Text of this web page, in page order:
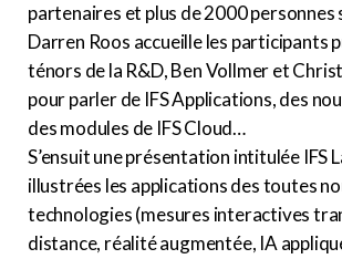
partenaires et plus de 2000 personnes
Darren Roos accueille les participants
ténors de la R&D, Ben Vollmer et
pour parler de IFS Applications, des
des modules de IFS Cloud…
S’ensuit une présentation intitulée IFS
illustrées les applications des toutes
technologies (mesures interactives
distance, réalité augmentée, IA